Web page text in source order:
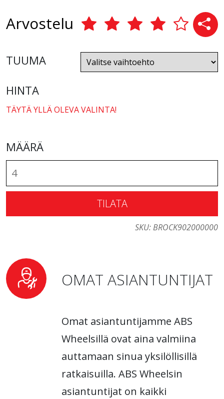
Arvostelu
TUUMA
HINTA
TÄYTÄ YLLÄ OLEVA VALINTA!
MÄÄRÄ
TILATA
SKU:BROCK902000000
OMAT ASIANTUNTIJAT
Omat asiantuntijamme ABS
Wheelsillä ovat aina valmiina
auttamaan sinua yksilöllisillä
ratkaisuilla. ABS Wheelsin
asiantuntijat on kaikki